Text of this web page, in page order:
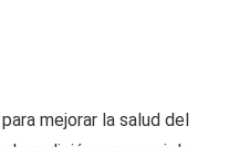
mejorar la salud del